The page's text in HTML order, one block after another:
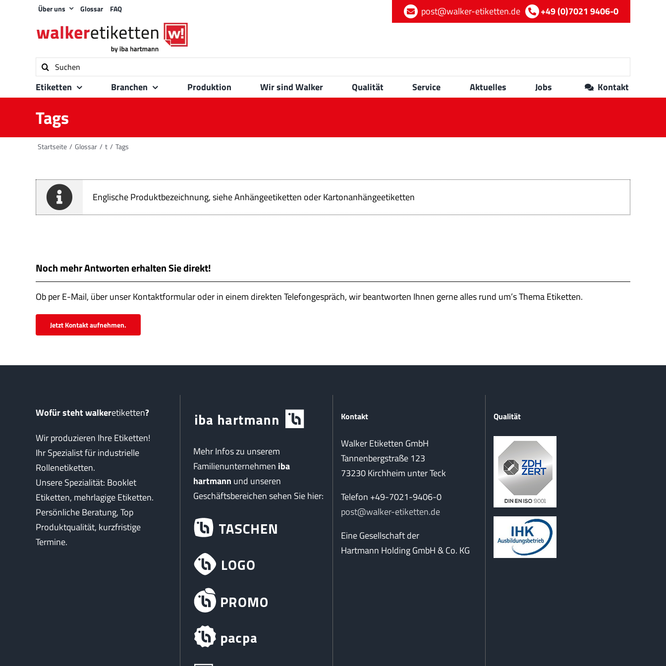
Über uns Glossar FAQ post@walker-etiketten.de +49 (0)7021 9406-0
Suche
nach:
Etiketten Branchen Produktion Wir sind Walker Qualität Service Aktuelles Jobs Kontakt
Tags
Startseite Glossar t Tags
Englische Produktbezeichnung, siehe Anhängeetiketten oder Kartonanhängeetiketten
Noch mehr Antworten erhalten Sie direkt!
Ob per E-Mail, über unser Kontaktformular oder in einem direkten Telefongespräch, wir beantworten Ihnen gerne alles rund um’s Thema Etiketten.
Jetzt Kontakt aufnehmen.
Wofür steht walkeretiketten?
Wir produzieren Ihre Etiketten!
Ihr Spezialist für industrielle
Rollenetiketten.
Unsere Spezialität: Booklet
Etiketten, mehrlagige Etiketten.
Persönliche Beratung, Top
Produktqualität, kurzfristige
Termine.
Mehr Infos zu unserem
Familienunternehmen iba
hartmann und unseren
Geschäftsbereichen sehen Sie hier:
Kontakt
Walker Etiketten GmbH
Tannenbergstraße 123
73230 Kirchheim unter Teck
Telefon +49-7021-9406-0
post@walker-etiketten.de
Eine Gesellschaft der
Hartmann Holding GmbH & Co. KG
Qualität